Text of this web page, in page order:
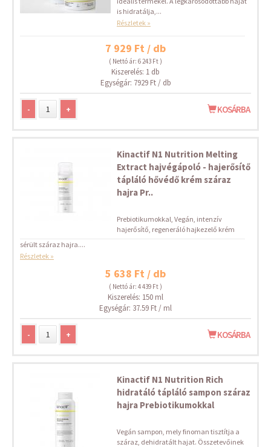
is hidratálja,...
Részletek »
7 929 Ft / db
( Nettó ár: 6 243 Ft )
Kiszerelés: 1 db
Egységár: 7929 Ft / db
- + KOSÁRBA
Kinactif N1 Nutrition Melting
Extract hajvégápoló - hajerősítő
tápláló hővédő krém száraz
hajra Pr..
Prebiotikumokkal, Vegán, intenzív
hajerősítő, regeneráló hajkezelő krém
sérült száraz hajra....
Részletek »
5 638 Ft / db
( Nettó ár: 4 439 Ft )
Kiszerelés: 150 ml
Egységár: 37.59 Ft / ml
- + KOSÁRBA
Kinactif N1 Nutrition Rich
hidratáló tápláló sampon száraz
hajra Prebiotikumokkal
Vegán sampon, mely finoman tisztítja a
száraz, dehidratált hajat. Összetevőinek